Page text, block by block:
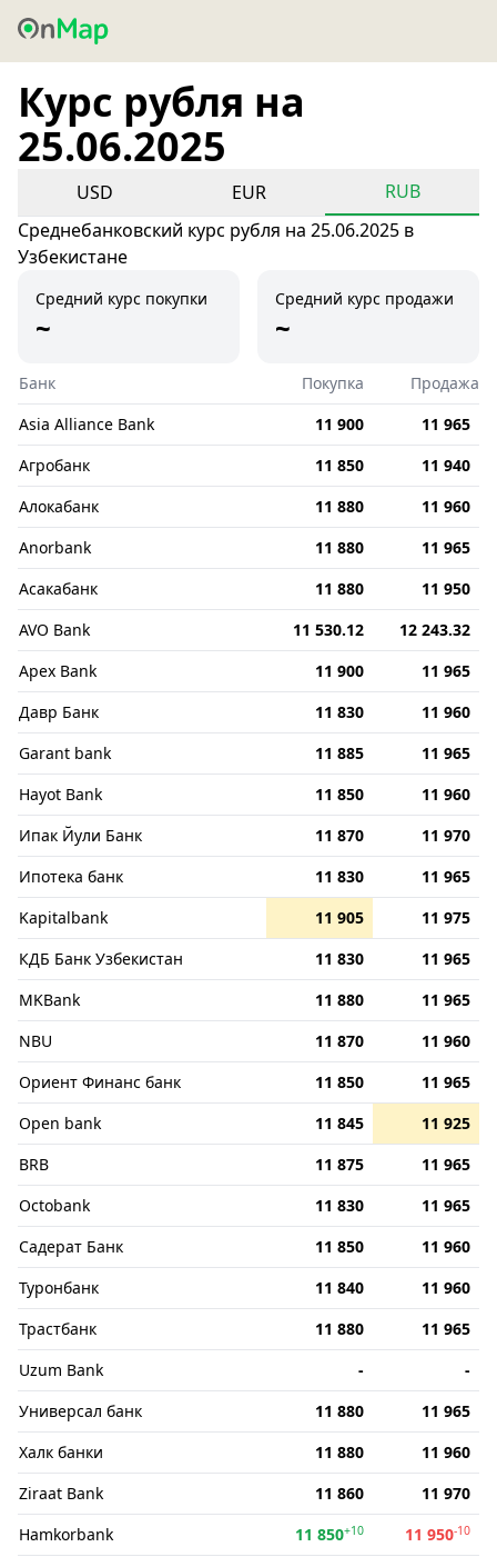
Курс рубля на
25.06.2025
USD EUR
RUB
Среднебанковский курс рубля на 25.06.2025 в
Узбекистане
Средний курс покупки
~
Средний курс продажи
~
Банк Покупка
Продажа
Asia Alliance Bank
11 900
11 965
Агробанк
11 850
11 940
Алокабанк
11 880
11 960
Anorbank
11 880
11 965
Асакабанк
11 880
11 950
AVO Bank
11 530.12
12 243.32
Apex Bank
11 900
11 965
Давр Банк
11 830
11 960
Garant bank
11 885
11 965
Hayot Bank
11 850
11 960
Ипак Йули Банк
11 870
11 970
Ипотека банк
11 830
11 965
Kapitalbank
11 905
11 975
КДБ Банк Узбекистан
11 830
11 965
MKBank
11 880
11 965
NBU
11 870
11 960
Ориент Финанс банк
11 850
11 965
Open bank
11 845
11 925
BRB
11 875
11 965
Octobank
11 830
11 965
Садерат Банк
11 850
11 960
Туронбанк
11 840
11 960
Трастбанк
11 880
11 965
Uzum Bank
-
-
Универсал банк
11 880
11 965
Халк банки
11 880
11 960
Ziraat Bank
11 860
11 970
Hamkorbank
11 850+10 11 950-10